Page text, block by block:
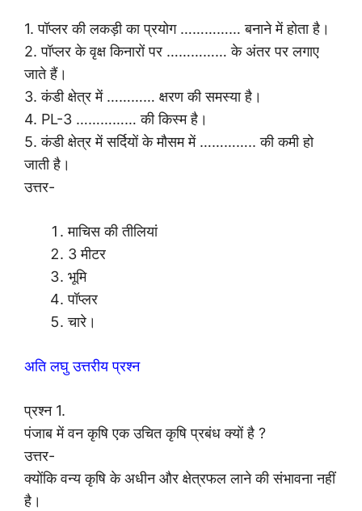
1. पॉप्लर की लकड़ी का प्रयोग …………… बनाने में होता है।
2. पॉप्लर के वृक्ष किनारों पर …………… के अंतर पर लगाए
जाते हैं।
3. कंडी क्षेत्र में ………… क्षरण की समस्या है।
4. PL-3 …………… की किस्म है।
5. कंडी क्षेत्र में सर्दियों के मौसम में ………….. की कमी हो
जाती है।
उत्तर-
माचिस की तीलियां
3 मीटर
भूमि
पॉप्लर
चारे।
अति लघु उत्तरीय प्रश्न
प्रश्न 1.
पंजाब में वन कृषि एक उचित कृषि प्रबंध क्यों है ?
उत्तर-
क्योंकि वन्य कृषि के अधीन और क्षेत्रफल लाने की संभावना नहीं
है।